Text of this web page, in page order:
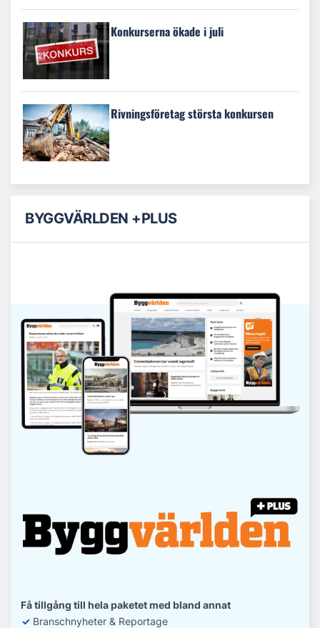
Konkurserna ökade i juli
Rivningsföretag största konkursen
BYGGVÄRLDEN +PLUS
Få tillgång till hela paketet med bland annat
✓ Branschnyheter & Reportage